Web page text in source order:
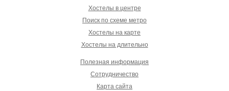
Хостелы в центре
Поиск по схеме метро
Хостелы на карте
Хостелы на длительно
Полезная информация
Сотрудничество
Карта сайта